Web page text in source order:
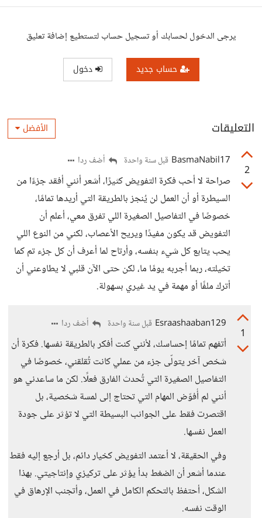
يرجى الدخول لحسابك أو تسجيل حساب لتستطيع إضافة تعليق
حساب جديد دخول
التعليقات الأفضل
2
BasmaNabil17 قبل سنة واحدة أضف ردا
صراحة لا أحب فكرة التفويض كثيرًا، أشعر أنني أفقد جزءًا من
السيطرة أو أن العمل لن يُنجز بالطريقة التي أريدها تمامًا،
خصوصًا في التفاصيل الصغيرة اللي تفرق معي، أعلم أن
التفويض قد يكون مفيدًا ويريح الأعصاب، لكني من النوع اللي
يحب يتابع كل شيء بنفسه، وأرتاح لما أعرف أن كل جزء تم كما
تخيلته، ربما أجربه يومًا ما، لكن حتى الآن قلبي لا يطاوعني أن
أترك ملفًا أو مهمة في يد غيري بسهولة.
1
Esraashaaban129 قبل سنة واحدة أضف ردا
أتفهم تمامًا إحساسك، لأنني كنت أفكر بالطريقة نفسها. فكرة أن
شخص آخر يتولّى جزء من عملي كانت تُقلقني، خصوصًا في
التفاصيل الصغيرة التي تُحدث الفارق فعلًا. لكن ما ساعدني هو
أنني لم أُفوّض المهام التي تحتاج إلى لمسة شخصية، بل
اقتصرت فقط على الجوانب البسيطة التي لا تؤثر على جودة
العمل نفسها.
وفي الحقيقة، لا أعتمد التفويض كخيار دائم، بل أرجع إليه فقط
عندما أشعر أن الضغط بدأ يؤثر على تركيزي وإنتاجيتي. بهذا
الشكل، أحتفظ بالتحكم الكامل في العمل، وأتجنب الإرهاق في
الوقت نفسه.